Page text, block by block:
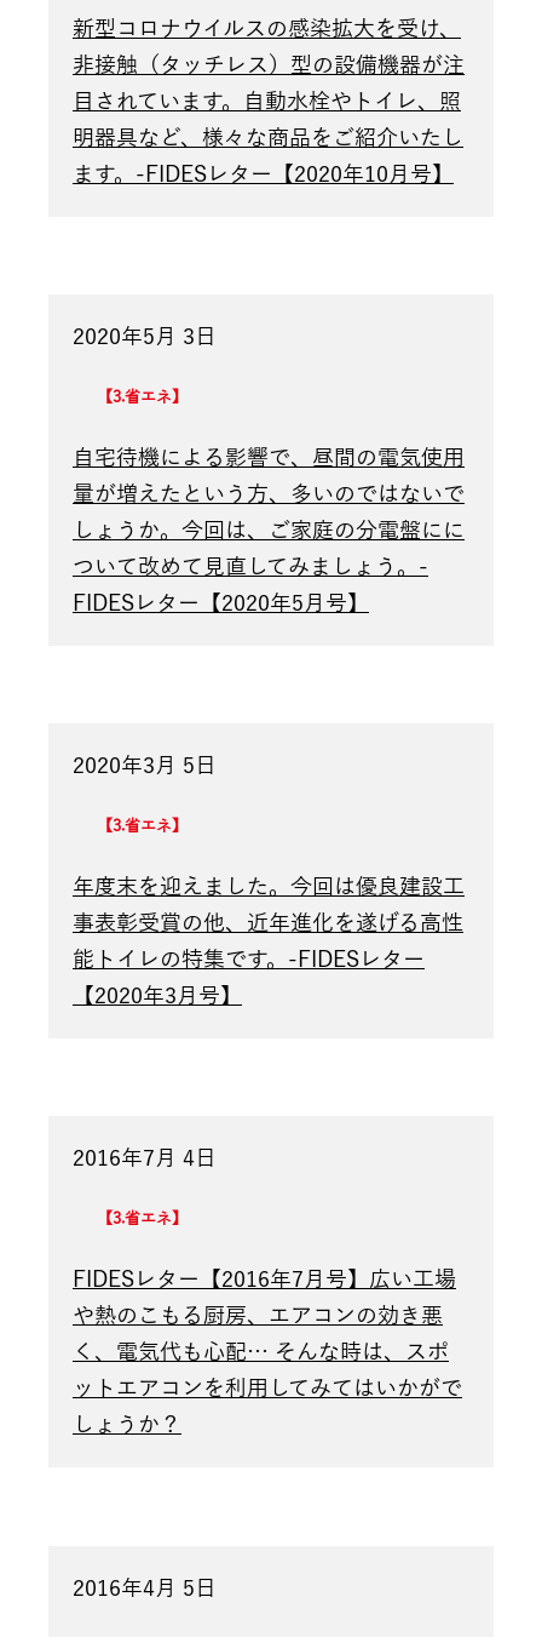
新型コロナウイルスの感染拡大を受け、
非接触（タッチレス）型の設備機器が注
目されています。自動水栓やトイレ、照
明器具など、様々な商品をご紹介いたし
ます。-FIDESレター【2020年10月号】
2020年5月 3日
3.省エネ
自宅待機による影響で、昼間の電気使用
量が増えたという方、多いのではないで
しょうか。今回は、ご家庭の分電盤にに
ついて改めて見直してみましょう。-
FIDESレター【2020年5月号】
2020年3月 5日
3.省エネ
年度末を迎えました。今回は優良建設工
事表彰受賞の他、近年進化を遂げる高性
能トイレの特集です。-FIDESレター
【2020年3月号】
2016年7月 4日
3.省エネ
FIDESレター【2016年7月号】広い工場
や熱のこもる厨房、エアコンの効き悪
く、電気代も心配… そんな時は、スポ
ットエアコンを利用してみてはいかがで
しょうか？
2016年4月 5日